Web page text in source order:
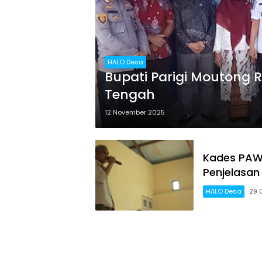
HALO Desa
Bupati Parigi Moutong
Tengah
12 November 2025
Kades
HALO Desa 29